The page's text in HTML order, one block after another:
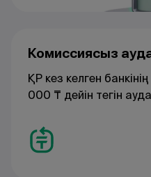
Комиссиясыз
ҚР кез келген
000 ₸ дейін тегін